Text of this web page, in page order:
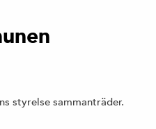
styrelse sammanträder.